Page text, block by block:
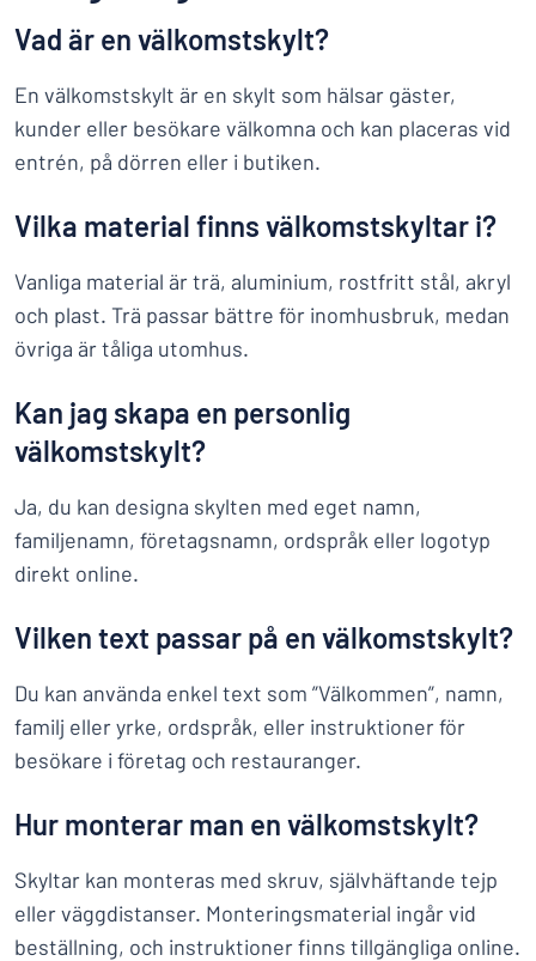
Vad är en välkomstskylt?
En välkomstskylt är en skylt som hälsar gäster,
kunder eller besökare välkomna och kan placeras vid
entrén, på dörren eller i butiken.
Vilka material finns välkomstskyltar i?
Vanliga material är trä, aluminium, rostfritt stål, akryl
och plast. Trä passar bättre för inomhusbruk, medan
övriga är tåliga utomhus.
Kan jag skapa en personlig
välkomstskylt?
Ja, du kan designa skylten med eget namn,
familjenamn, företagsnamn, ordspråk eller logotyp
direkt online.
Vilken text passar på en välkomstskylt?
Du kan använda enkel text som ”Välkommen”, namn,
familj eller yrke, ordspråk, eller instruktioner för
besökare i företag och restauranger.
Hur monterar man en välkomstskylt?
Skyltar kan monteras med skruv, självhäftande tejp
eller väggdistanser. Monteringsmaterial ingår vid
beställning, och instruktioner finns tillgängliga online.